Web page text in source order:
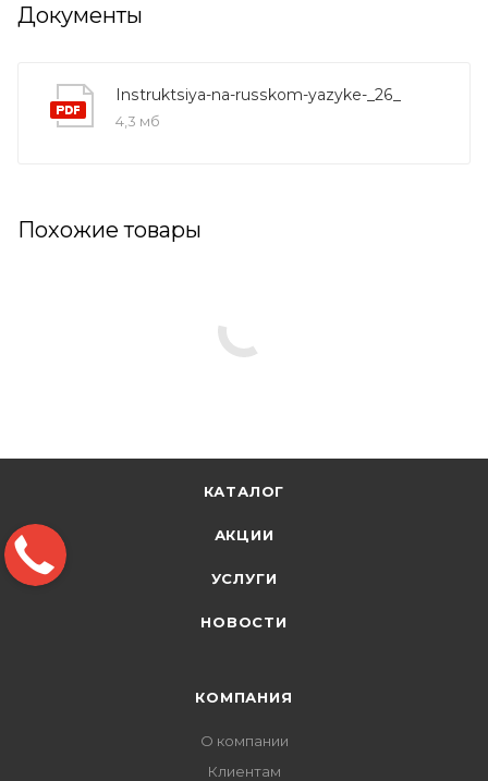
Документы
Instruktsiya-na-russkom-yazyke-_26_
4,3 мб
Похожие товары
КАТАЛОГ
АКЦИИ
УСЛУГИ
НОВОСТИ
КОМПАНИЯ
О компании
Клиентам